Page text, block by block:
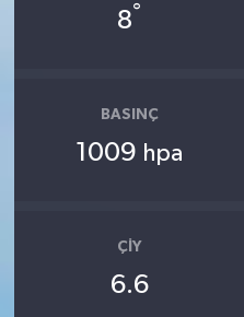
8°
BASINÇ
1009 hpa
ÇIY
6.6